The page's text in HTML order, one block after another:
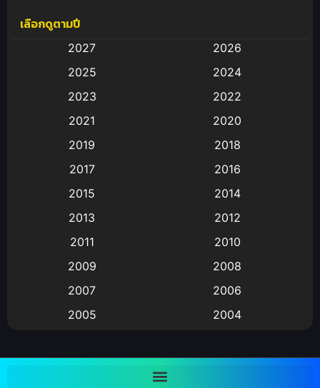
Anal (ประตูหลัง)
Animation การ์ตูน
Animation อนิเมะ
Animation แอนิเมชัน
(9)
Big tits (นมใหญ่)
Bitch (ผู้หญิงร่าน)
เลือกดูตามปี
2027
2026
2025
2024
2023
2022
2021
2020
2019
2018
2017
2016
2015
2014
2013
2012
2011
2010
2009
2008
2007
2006
2005
2004
2001
2000